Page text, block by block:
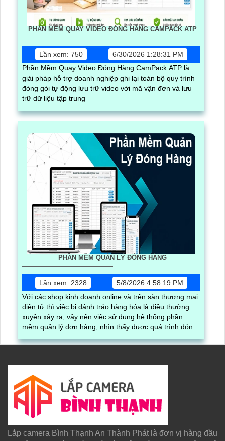
PHẦN MỀM QUAY VIDEO ĐÓNG HÀNG CAMPACK ATP
Lần xem: 750
6/30/2026 1:28:31 PM
Phần Mềm Quay Video Đóng Hàng CamPack ATP là
giải pháp hỗ trợ doanh nghiệp ghi lại toàn bộ quy trình
đóng gói tự động lưu trữ video với mã vận đơn và lưu
trữ dữ liệu tập trung
PHẦN MỀM QUẢN LÝ ĐÓNG HÀNG
Lần xem: 2328
5/8/2026 4:58:19 PM
Với các shop kinh doanh online và trên sàn thương mại
điện tử thì việc bị đánh tráo hàng hóa là điều thường
xuyên xảy ra, vậy nên việc sử dụng hệ thống phần
mềm quản lý đơn hàng, nhìn thấy được quá trình đóng
được ghi lại một cách dễ dàng
Lắp camera Bình Thạnh An Thành Phát là đơn vị hàng đầu